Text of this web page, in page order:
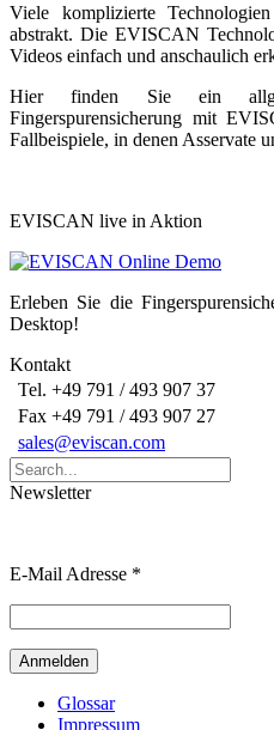
Viele komplizierte
abstrakt. Die EVISCAN
Videos einfach und anschaulich
Hier finden Sie ein
Fingerspurensicherung mit
Fallbeispiele, in denen Asservate
EVISCAN live in Aktion
Erleben Sie die
Desktop!
Kontakt
Tel. +49 791 / 493 907 37
Fax +49 791 / 493 907 27
sales@eviscan.com
Search
for:
Newsletter
E-Mail Adresse *
Glossar
Impressum